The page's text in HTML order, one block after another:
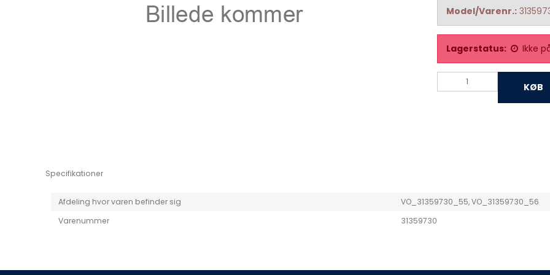
Niro EV
Model/Varenr.:
Lagerstatus: Ikke
KØB
Specifikationer
Afdeling hvor varen befinder sig
VO_31359730_55, VO_31359730_56
Varenummer
31359730